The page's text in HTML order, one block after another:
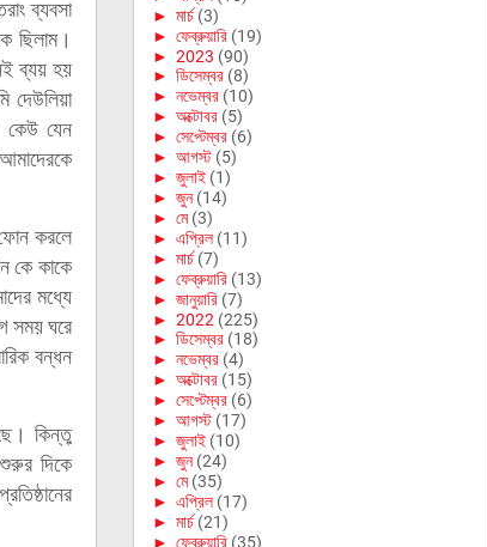
ব্যবসা
ছিলাম।
ব্যয় হয়
দেউলিয়া
কেউ যেন
করলে
কে কাকে
মধ্যে
সময় ঘরে
বন্ধন
কিন্তু
দিকে
► মার্চ (3)
► ফেব্রুয়ারি (19)
► 2023 (90)
► ডিসেম্বর (8)
► নভেম্বর (10)
► অক্টোবর (5)
► সেপ্টেম্বর (6)
► আগস্ট (5)
► জুলাই (1)
► জুন (14)
► মে (3)
► এপ্রিল (11)
► মার্চ (7)
► ফেব্রুয়ারি (13)
► জানুয়ারি (7)
► 2022 (225)
► ডিসেম্বর (18)
► নভেম্বর (4)
► অক্টোবর (15)
► সেপ্টেম্বর (6)
► আগস্ট (17)
► জুলাই (10)
► জুন (24)
► মে (35)
► এপ্রিল (17)
► মার্চ (21)
► ফেব্রুয়ারি (35)